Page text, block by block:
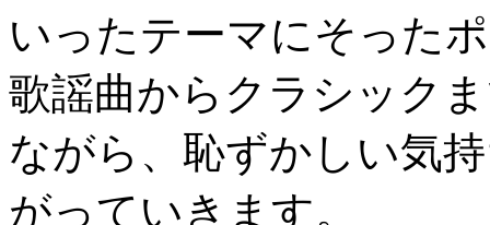
いったテーマにそった
歌謡曲からクラシック
ながら、恥ずかしい気
がっていきます。